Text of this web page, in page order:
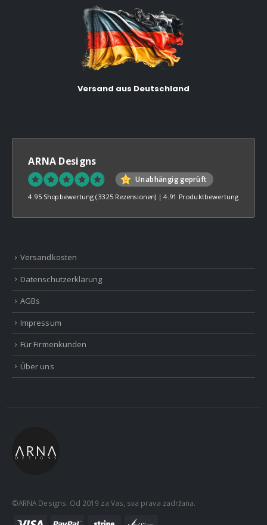
Versand aus Deutschland
ARNA Designs
Unabhängig geprüft
4.95 Shopbewertung (3325 Rezensionen) |4.91 Produktbewertung
Versandkosten
Datenschutzerklärung
AGBs
Impressum
Für Firmenkunden
Über uns
©ARNA Designs. Od 2019 za Vas, sva prava zadržana.